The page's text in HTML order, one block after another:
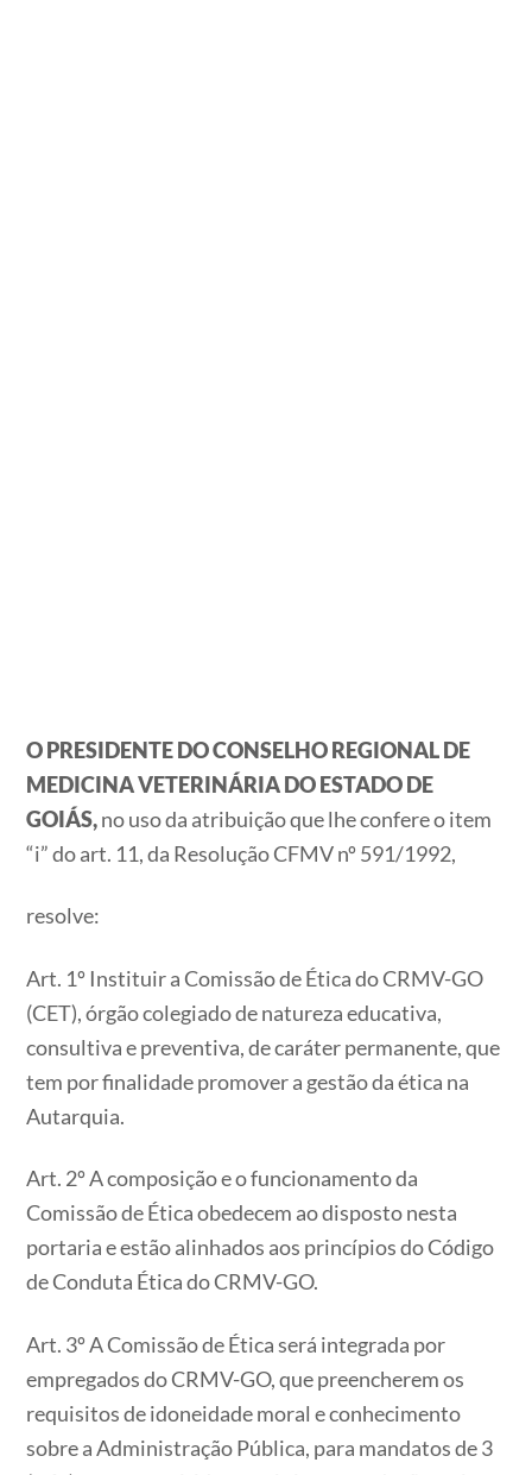
O PRESIDENTE DO CONSELHO REGIONAL DE
MEDICINA VETERINÁRIA DO ESTADO DE
GOIÁS,no uso da atribuição que lhe confere o item
“i” do art. 11, da Resolução CFMV nº 591/1992,
resolve:
Art. 1º Instituir a Comissão de Ética do CRMV-GO
(CET), órgão colegiado de natureza educativa,
consultiva e preventiva, de caráter permanente, que
tem por finalidade promover a gestão da ética na
Autarquia.
Art. 2º A composição e o funcionamento da
Comissão de Ética obedecem ao disposto nesta
portaria e estão alinhados aos princípios do Código
de Conduta Ética do CRMV-GO.
Art. 3º A Comissão de Ética será integrada por
empregados do CRMV-GO, que preencherem os
requisitos de idoneidade moral e conhecimento
sobre a Administração Pública, para mandatos de 3